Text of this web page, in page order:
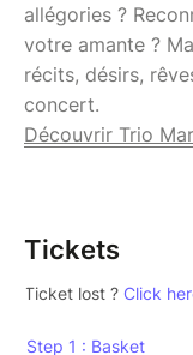
allégories ?
votre amante ?
récits, désirs,
concert.
Découvrir Trio
Tickets